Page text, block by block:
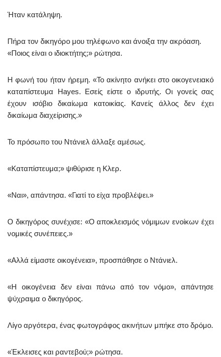
Ήταν κατάληψη.
Πήρα τον δικηγόρο μου τηλέφωνο και άνοιξα την ακρόαση.
«Ποιος είναι ο ιδιοκτήτης;» ρώτησα.
Η φωνή του ήταν ήρεμη. «Το ακίνητο ανήκει στο οικογενειακό
καταπίστευμα Hayes. Εσείς είστε ο ιδρυτής. Οι γονείς σας
έχουν ισόβιο δικαίωμα κατοικίας. Κανείς άλλος δεν έχει
δικαίωμα διαχείρισης.»
Το πρόσωπο του Ντάνιελ άλλαξε αμέσως.
«Καταπίστευμα;» ψιθύρισε η Κλερ.
«Ναι», απάντησα. «Γιατί το είχα προβλέψει.»
Ο δικηγόρος συνέχισε: «Ο αποκλεισμός νόμιμων ενοίκων έχει
νομικές συνέπειες.»
«Αλλά είμαστε οικογένεια», προσπάθησε ο Ντάνιελ.
«Η οικογένεια δεν είναι πάνω από τον νόμο», απάντησε
ψύχραιμα ο δικηγόρος.
Λίγο αργότερα, ένας φωτογράφος ακινήτων μπήκε στο δρόμο.
«Έκλεισες και ραντεβού;» ρώτησα.